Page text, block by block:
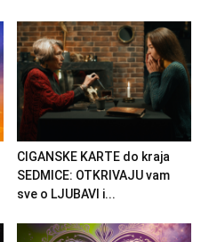
CIGANSKE KARTE do kraja
SEDMICE: OTKRIVAJU vam
sve o LJUBAVI i...